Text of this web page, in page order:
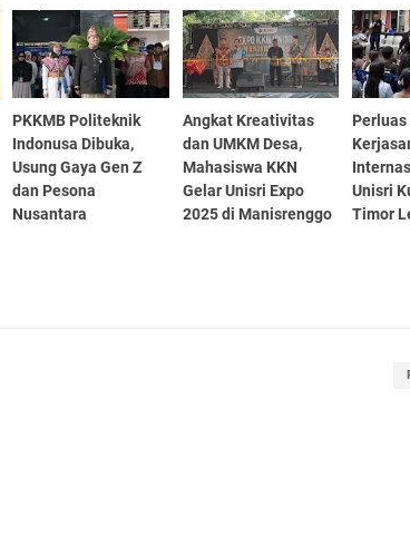
PKKMB Politeknik
Indonusa Dibuka,
Usung Gaya Gen Z
dan Pesona
Nusantara
Angkat Kreativitas
dan UMKM Desa,
Mahasiswa KKN
Gelar Unisri Expo
2025 di Manisrenggo
Unisri
Timor